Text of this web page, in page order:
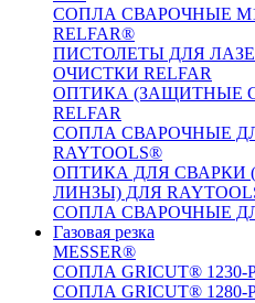
СОПЛА СВАРОЧНЫЕ
RELFAR®
ПИСТОЛЕТЫ ДЛЯ
ОЧИСТКИ RELFAR
ОПТИКА (ЗАЩИТНЫЕ
RELFAR
СОПЛА СВАРОЧНЫЕ
RAYTOOLS®
ОПТИКА ДЛЯ СВАРКИ
ЛИНЗЫ) ДЛЯ
СОПЛА СВАРОЧНЫЕ
Газовая резка
MESSER®
СОПЛА GRICUT® 1230-
СОПЛА GRICUT® 1280-